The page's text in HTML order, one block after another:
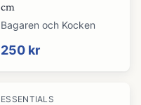
cm
Bagaren och Kocken
250 kr
ESSENTIALS